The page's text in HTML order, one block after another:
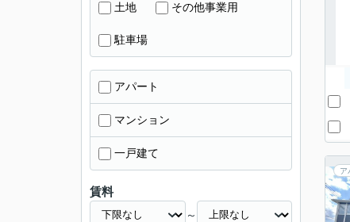
ア
土地 その他事業用
駐車場
アパート
マンション
一戸建て
賃料
～